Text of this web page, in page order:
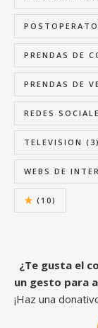
PRENDAS DE
PRENDAS DE
REDES
TELEVISION (3)
WEBS DE
(10)
¿Te gusta el
un gesto para
¡Haz una